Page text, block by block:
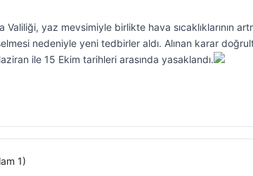
Valiliği, yaz mevsimiyle birlikte hava sıcaklıklarının
nedeniyle yeni tedbirler aldı. Alınan karar
ile 15 Ekim tarihleri arasında yasaklandı.
1)